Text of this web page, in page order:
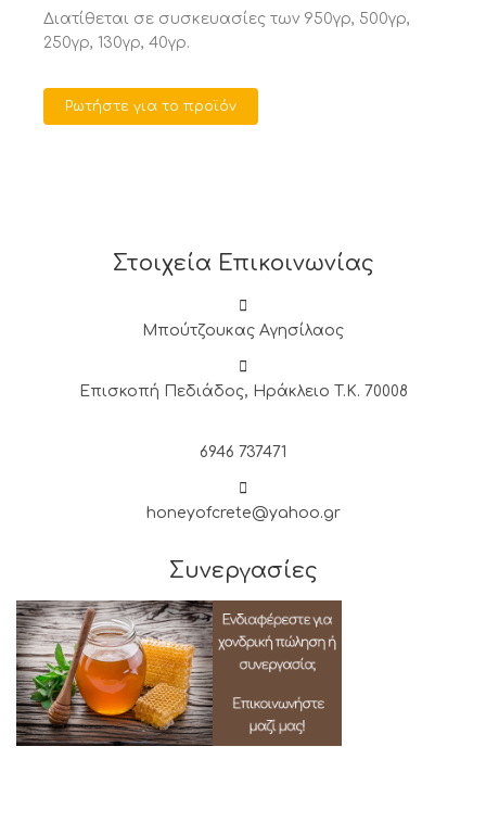
Διατίθεται σε συσκευασίες των 950γρ, 500γρ,
250γρ, 130γρ, 40γρ.
Ρωτήστε για το προϊόν
Στοιχεία Επικοινωνίας
Μπούτζουκας Αγησίλαος
Επισκοπή Πεδιάδος, Ηράκλειο T.K. 70008
6946 737471
honeyofcrete@yahoo.gr
Συνεργασίες